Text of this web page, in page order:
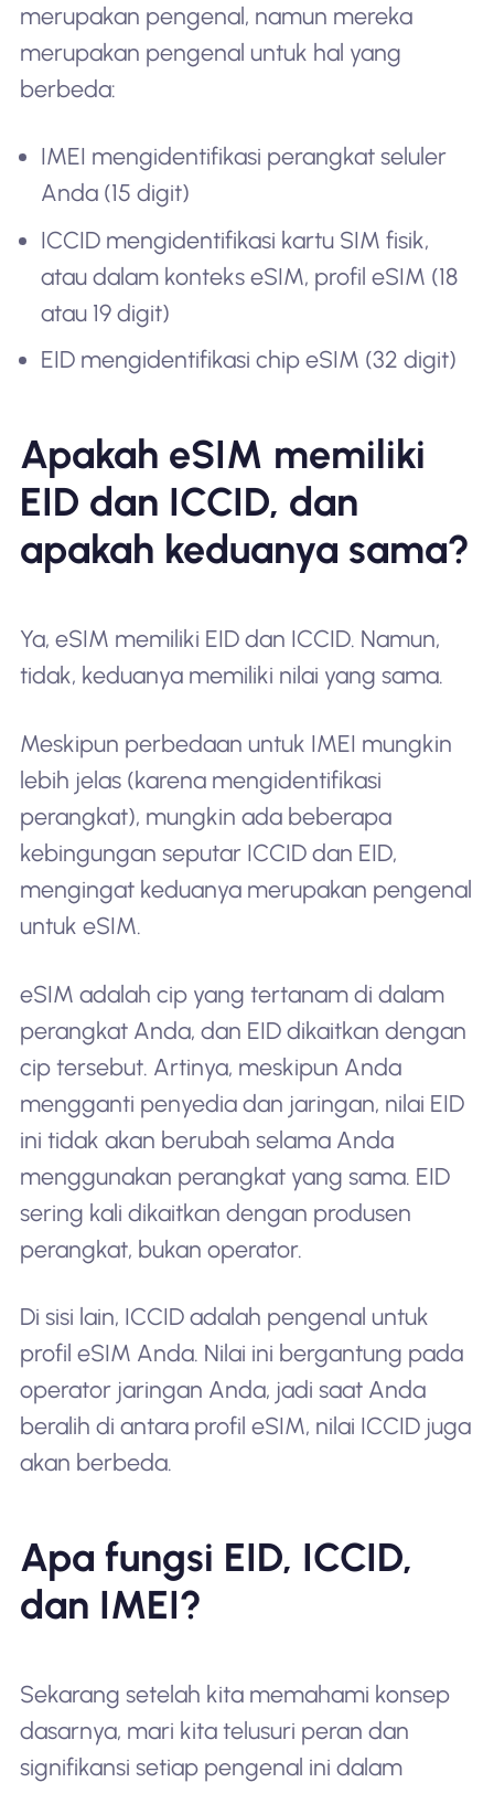
merupakan pengenal, namun mereka
merupakan pengenal untuk hal yang
berbeda:
IMEI mengidentifikasi perangkat seluler
Anda (15 digit)
ICCID mengidentifikasi kartu SIM fisik,
atau dalam konteks eSIM, profil eSIM (18
atau 19 digit)
EID mengidentifikasi chip eSIM (32 digit)
Apakah eSIM memiliki
EID dan ICCID, dan
apakah keduanya sama?
Ya, eSIM memiliki EID dan ICCID. Namun,
tidak, keduanya memiliki nilai yang sama.
Meskipun perbedaan untuk IMEI mungkin
lebih jelas (karena mengidentifikasi
perangkat), mungkin ada beberapa
kebingungan seputar ICCID dan EID,
mengingat keduanya merupakan pengenal
untuk eSIM.
eSIM adalah cip yang tertanam di dalam
perangkat Anda, dan EID dikaitkan dengan
cip tersebut. Artinya, meskipun Anda
mengganti penyedia dan jaringan, nilai EID
ini tidak akan berubah selama Anda
menggunakan perangkat yang sama. EID
sering kali dikaitkan dengan produsen
perangkat, bukan operator.
Di sisi lain, ICCID adalah pengenal untuk
profil eSIM Anda. Nilai ini bergantung pada
operator jaringan Anda, jadi saat Anda
beralih di antara profil eSIM, nilai ICCID juga
akan berbeda.
Apa fungsi EID, ICCID,
dan IMEI?
Sekarang setelah kita memahami konsep
dasarnya, mari kita telusuri peran dan
signifikansi setiap pengenal ini dalam